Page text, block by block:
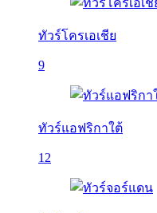
ทัวร์โครเอเชีย
9
ทัวร์แอฟริกาใต้
12